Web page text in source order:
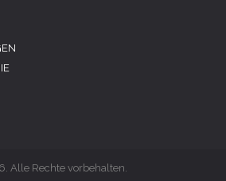
Alle Rechte vorbehalten.